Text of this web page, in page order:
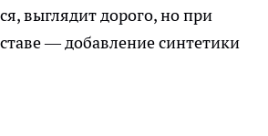
выглядит дорого, но при
— добавление синтетики